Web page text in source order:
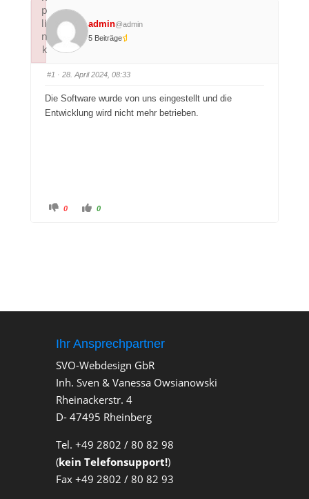
admin@admin
5 Beiträge
#1 · 28. April 2024, 08:33
Die Software wurde von uns eingestellt und die
Entwicklung wird nicht mehr betrieben.
A
u
n
a
h
n
t
e
n
0
A
u
n
a
h
b
e
n
.
0
Ihr Ansprechpartner
SVO-Webdesign GbR
Inh. Sven & Vanessa Owsianowski
Rheinackerstr. 4
D- 47495 Rheinberg
Tel. +49 2802 / 80 82 98
(kein Telefonsupport!)
Fax +49 2802 / 80 82 93
p
li
n
k
Failed to initialize plugin: wplink